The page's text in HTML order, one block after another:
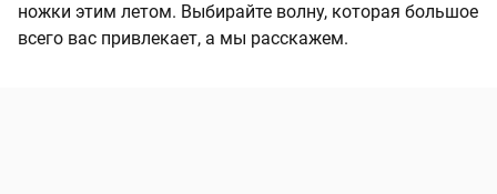
ножки этим летом. Выбирайте волну, которая большое
всего вас привлекает, а мы расскажем.